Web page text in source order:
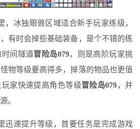
，冰独眼兽区域适合新手玩家练级，
有时会掉些基础装备，是个不错的练
间隧道冒险岛079，则是高阶玩家挑
物等级要高得多，掉落的物品也更值
家快速提高角色等级冒险岛079，并
。
迅速提升等级，首要任务是完成游戏